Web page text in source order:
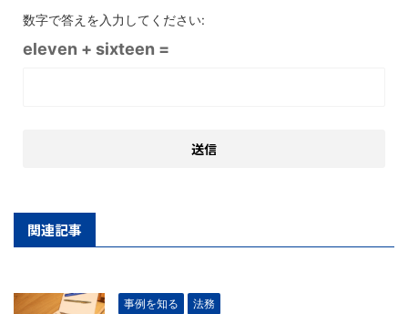
数字で答えを入力してください:
eleven + sixteen =
関連記事
事例を知る 法務